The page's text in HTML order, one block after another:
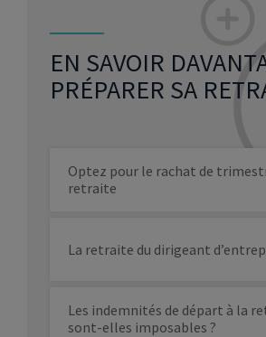
EN SAVOIR
PRÉPARER SA
Optez pour le rachat de
retraite
La retraite du dirigeant
Les indemnités de départ à la
sont-elles imposables ?